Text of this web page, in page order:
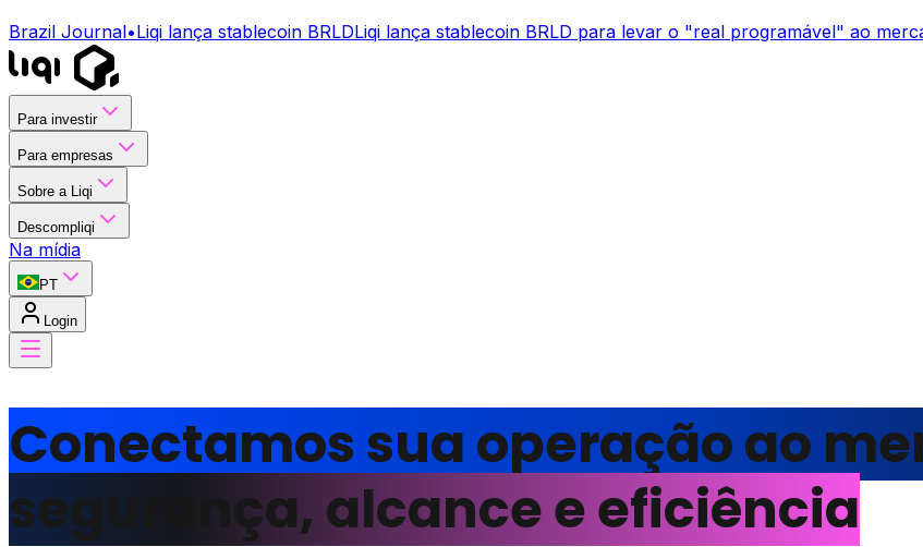
Brazil Journal•Liqi lança stablecoin BRLDLiqi lança stablecoin BRLD para levar o "real programável" ao
Para investir
Para empresas
Sobre a Liqi
Descompliqi
Na mídia
PT
Login
Conectamos sua operação ao
segurança, alcance e eficiência